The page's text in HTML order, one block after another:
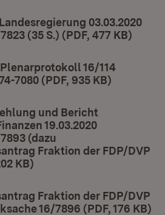
03.03.2020
(35 S.) (PDF, 477 KB)
16/114
7080 (PDF, 935 KB)
und Bericht
19.03.2020
(dazu
Fraktion der FDP/DVP
KB)
Fraktion der FDP/DVP
16/7896 (PDF, 176 KB)